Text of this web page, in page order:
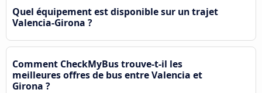
Quel équipement est disponible sur un trajet
Valencia-Girona ?
Comment CheckMyBus trouve-t-il les
meilleures offres de bus entre Valencia et
Girona ?